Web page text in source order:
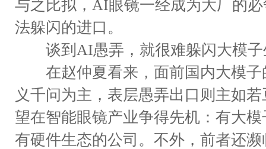
与之比拟，AI眼镜一经成为大厂的
法躲闪的进口。
谈到AI愚弄，就很难躲闪大模子
在赵仲夏看来，面前国内大模子
义千问为主，表层愚弄出口则主如
望在智能眼镜产业争得先机：有大
有硬件生态的公司。不外，前者还